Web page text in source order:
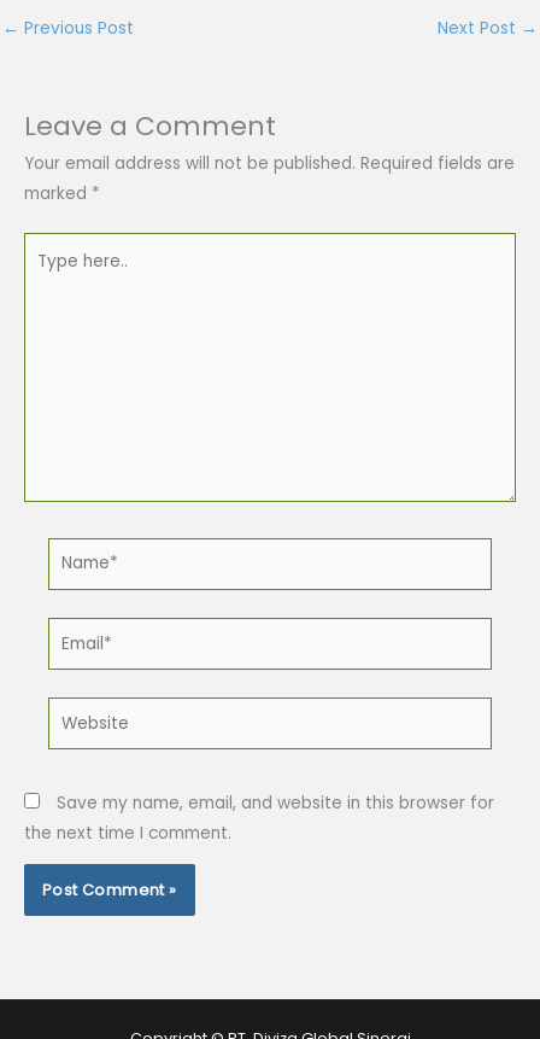
← Previous Post Next Post →
Leave a Comment
Your email address will not be published. Required fields are
marked *
here..
Name*
Email*
Website
Save my name, email, and website in this browser for
the next time I comment.